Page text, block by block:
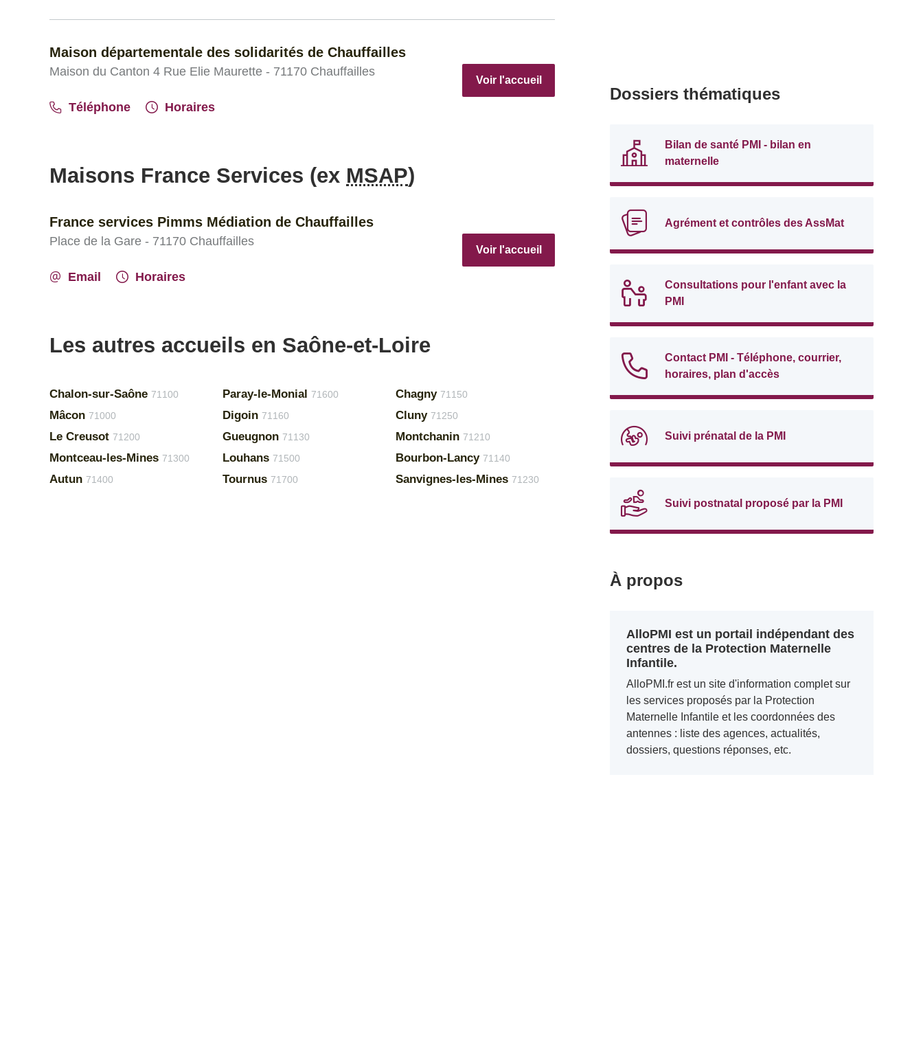
Maison départementale des solidarités de Chauffailles
Maison du Canton 4 Rue Elie Maurette - 71170 Chauffailles
Téléphone Horaires
Voir l'accueil
Maisons France Services (ex MSAP)
France services Pimms Médiation de Chauffailles
Place de la Gare - 71170 Chauffailles
Email Horaires
Voir l'accueil
Les autres accueils en Saône-et-Loire
Chalon-sur-Saône 71100
Mâcon 71000
Le Creusot 71200
Montceau-les-Mines 71300
Autun 71400
Paray-le-Monial 71600
Digoin 71160
Gueugnon 71130
Louhans 71500
Tournus 71700
Chagny 71150
Cluny 71250
Montchanin 71210
Bourbon-Lancy 71140
Sanvignes-les-Mines 71230
Dossiers thématiques
Bilan de santé PMI - bilan en
maternelle
Agrément et contrôles des AssMat
Consultations pour l'enfant avec la
PMI
Contact PMI - Téléphone, courrier,
horaires, plan d'accès
Suivi prénatal de la PMI
Suivi postnatal proposé par la PMI
À propos
AlloPMI est un portail indépendant des
centres de la Protection Maternelle
Infantile.
AlloPMI.fr est un site d'information complet sur
les services proposés par la Protection
Maternelle Infantile et les coordonnées des
antennes : liste des agences, actualités,
dossiers, questions réponses, etc.